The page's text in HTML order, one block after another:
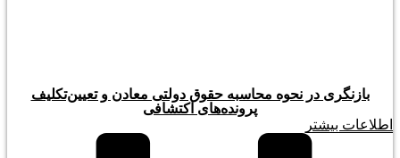
بازنگری در نحوه محاسبه حقوق دولتی معادن و تعیین‌تکلیف
پرونده‌های اکتشافی
اطلاعات بیشتر